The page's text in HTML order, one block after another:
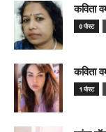
कविता
0 पोस्ट
कविता
1 पोस्ट